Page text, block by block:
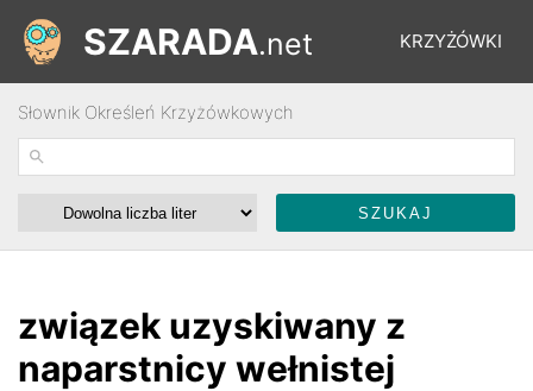
KRZYŻÓWKI
ŁAMIGŁÓWKI
SZARADA.net
Słownik Określeń Krzyżówkowych
związek uzyskiwany z
naparstnicy wełnistej